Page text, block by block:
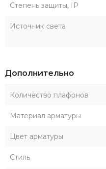
Степень защиты, IP
Источник света
Дополнительно
Количество плафонов
Материал арматуры
Цвет арматуры
Стиль